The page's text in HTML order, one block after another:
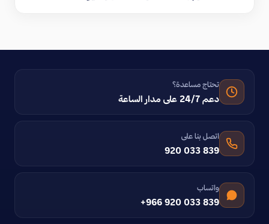
تحتاج مساعدة؟
دعم 24/7 على مدار الساعة
اتصل بنا على
920 033 839
واتساب
+966 920 033 839